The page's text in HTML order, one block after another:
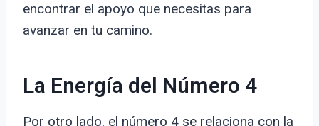
encontrar el apoyo que necesitas para
avanzar en tu camino.
La Energía del Número 4
Por otro lado, el número 4 se relaciona con la